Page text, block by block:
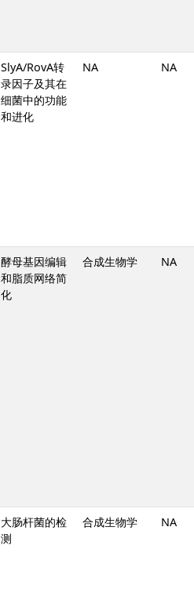
SlyA/RovA转
录因子及其在
细菌中的功能
和进化
NA NA
酵母基因编辑
和脂质网络简
化
合成生物学 NA
大肠杆菌的检
测
合成生物学 NA